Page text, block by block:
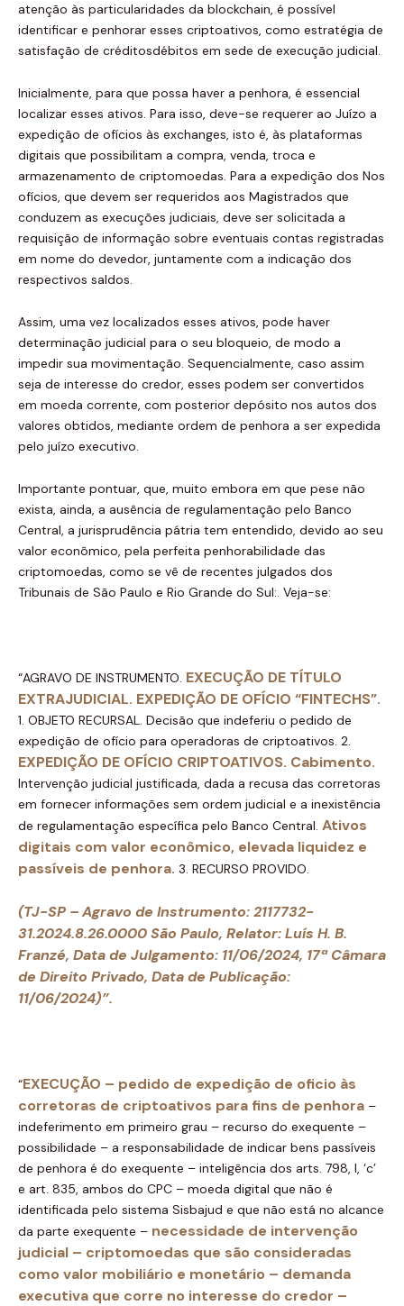
atenção às particularidades da blockchain, é possível
identificar e penhorar esses criptoativos, como estratégia de
satisfação de créditosdébitos em sede de execução judicial.
Inicialmente, para que possa haver a penhora, é essencial
localizar esses ativos. Para isso, deve-se requerer ao Juízo a
expedição de ofícios às exchanges, isto é, às plataformas
digitais que possibilitam a compra, venda, troca e
armazenamento de criptomoedas. Para a expedição dos Nos
ofícios, que devem ser requeridos aos Magistrados que
conduzem as execuções judiciais, deve ser solicitada a
requisição de informação sobre eventuais contas registradas
em nome do devedor, juntamente com a indicação dos
respectivos saldos.
Assim, uma vez localizados esses ativos, pode haver
determinação judicial para o seu bloqueio, de modo a
impedir sua movimentação. Sequencialmente, caso assim
seja de interesse do credor, esses podem ser convertidos
em moeda corrente, com posterior depósito nos autos dos
valores obtidos, mediante ordem de penhora a ser expedida
pelo juízo executivo.
Importante pontuar, que, muito embora em que pese não
exista, ainda, a ausência de regulamentação pelo Banco
Central, a jurisprudência pátria tem entendido, devido ao seu
valor econômico, pela perfeita penhorabilidade das
criptomoedas, como se vê de recentes julgados dos
Tribunais de São Paulo e Rio Grande do Sul:. Veja-se:
“AGRAVO DE INSTRUMENTO. EXECUÇÃO DE TÍTULO
EXTRAJUDICIAL. EXPEDIÇÃO DE OFÍCIO “FINTECHS”.
1. OBJETO RECURSAL. Decisão que indeferiu o pedido de
expedição de ofício para operadoras de criptoativos. 2.
EXPEDIÇÃO DE OFÍCIO CRIPTOATIVOS. Cabimento.
Intervenção judicial justificada, dada a recusa das corretoras
em fornecer informações sem ordem judicial e a inexistência
de regulamentação específica pelo Banco Central. Ativos
digitais com valor econômico, elevada liquidez e
passíveis de penhora. 3. RECURSO PROVIDO.
(TJ-SP – Agravo de Instrumento: 2117732-
31.2024.8.26.0000 São Paulo, Relator: Luís H. B.
Franzé, Data de Julgamento: 11/06/2024, 17ª Câmara
de Direito Privado, Data de Publicação:
11/06/2024)”.
“EXECUÇÃO – pedido de expedição de oficio às
corretoras de criptoativos para fins de penhora –
indeferimento em primeiro grau – recurso do exequente –
possibilidade – a responsabilidade de indicar bens passíveis
de penhora é do exequente – inteligência dos arts. 798, I, ‘c’
e art. 835, ambos do CPC – moeda digital que não é
identificada pelo sistema Sisbajud e que não está no alcance
da parte exequente – necessidade de intervenção
judicial – criptomoedas que são consideradas
como valor mobiliário e monetário – demanda
executiva que corre no interesse do credor –